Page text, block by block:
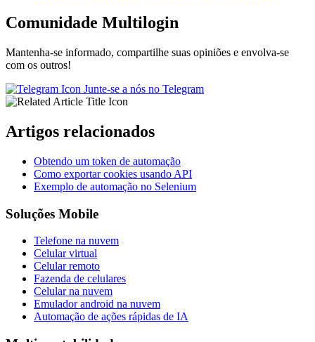
Comunidade Multilogin
Mantenha-se informado, compartilhe suas opiniões e envolva-se
com os outros!
Junte-se a nós no Telegram
Artigos relacionados
Obtendo um token de automação
Como exportar cookies usando API
Exemplo de automação no Selenium
Soluções Mobile
Telefone na nuvem
Celular virtual
Celular remoto
Fazenda de celulares
Celular na nuvem
Emulador android na nuvem
Automação de ações rápidas de IA